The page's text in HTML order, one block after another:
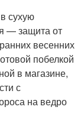
сухую
— защита от
весенних
побелкой
в магазине,
с
на ведро